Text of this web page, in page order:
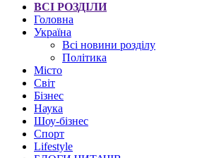
ВСІ РОЗДІЛИ
Головна
Україна
Всі новини розділу
Політика
Місто
Світ
Бізнес
Наука
Шоу-бізнес
Спорт
Lifestyle